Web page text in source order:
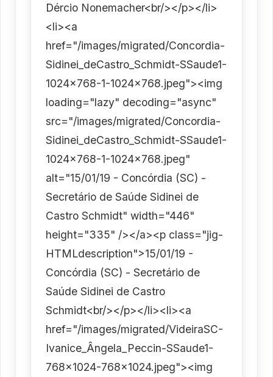
Dércio Nonemacher<br/></p></li>
<li><a
href="/images/migrated/Concordia-
Sidinei_deCastro_Schmidt-SSaude1-
1024x768-1-1024x768.jpeg"><img
loading="lazy" decoding="async"
src="/images/migrated/Concordia-
Sidinei_deCastro_Schmidt-SSaude1-
1024x768-1-1024x768.jpeg"
alt="15/01/19 - Concórdia (SC) -
Secretário de Saúde Sidinei de
Castro Schmidt" width="446"
height="335" /></a><p class="jig-
HTMLdescription">15/01/19 -
Concórdia (SC) - Secretário de
Saúde Sidinei de Castro
Schmidt<br/></p></li><li><a
href="/images/migrated/VideiraSC-
Ivanice_Ângela_Peccin-SSaude1-
768x1024-768x1024.jpeg"><img